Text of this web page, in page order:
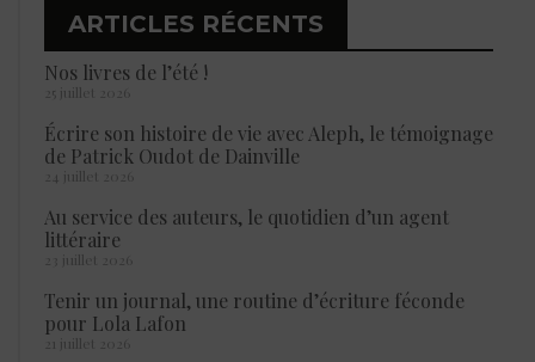
ARTICLES RÉCENTS
Nos livres de l’été !
25 juillet 2026
Écrire son histoire de vie avec Aleph, le témoignage
de Patrick Oudot de Dainville
24 juillet 2026
Au service des auteurs, le quotidien d’un agent
littéraire
23 juillet 2026
Tenir un journal, une routine d’écriture féconde
pour Lola Lafon
21 juillet 2026